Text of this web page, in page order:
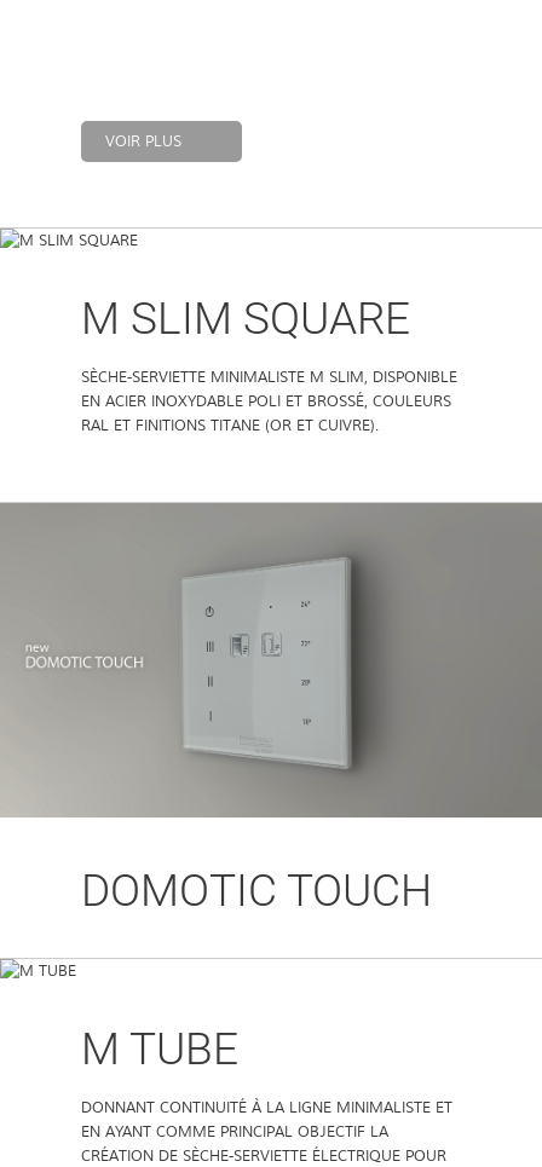
VOIR PLUS
M SLIM SQUARE
SÈCHE-SERVIETTE MINIMALISTE M SLIM, DISPONIBLE
EN ACIER INOXYDABLE POLI ET BROSSÉ, COULEURS
RAL ET FINITIONS TITANE (OR ET CUIVRE).
DOMOTIC TOUCH
M TUBE
DONNANT CONTINUITÉ À LA LIGNE MINIMALISTE ET
EN AYANT COMME PRINCIPAL OBJECTIF LA
CRÉATION DE SÈCHE-SERVIETTE ÉLECTRIQUE POUR